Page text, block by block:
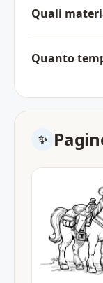
Quali
Quanto